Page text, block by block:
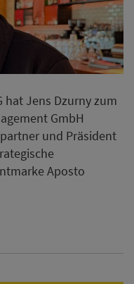
hat Jens Dzurny zum
GmbH
und Präsident
Aposto